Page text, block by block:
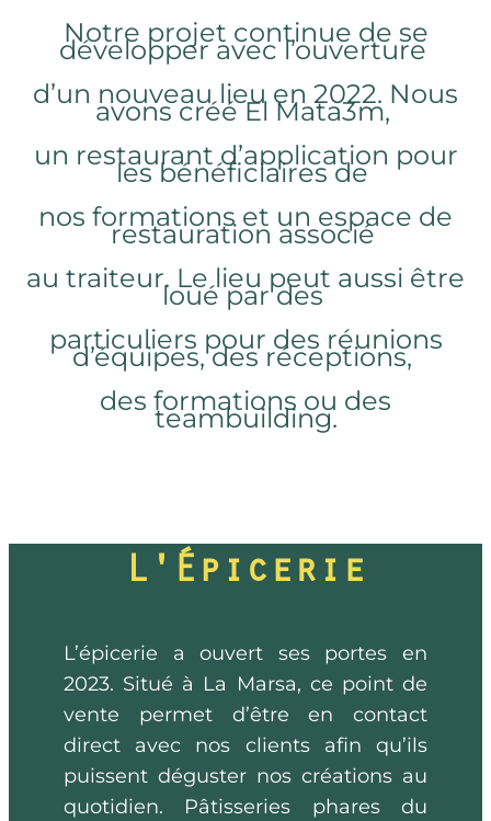
Notre projet continue de se
développer avec l’ouverture
d’un nouveau lieu en 2022. Nous
avons créé El Mata3m,
un restaurant d’application pour
les bénéficiaires de
nos formations et un espace de
restauration associé
au traiteur. Le lieu peut aussi être
loué par des
particuliers pour des réunions
d’équipes, des réceptions,
des formations ou des
teambuilding.
L'Épicerie
L’épicerie a ouvert ses portes en
2023. Situé à La Marsa, ce point de
vente permet d’être en contact
direct avec nos clients afin qu’ils
puissent déguster nos créations au
quotidien. Pâtisseries phares du